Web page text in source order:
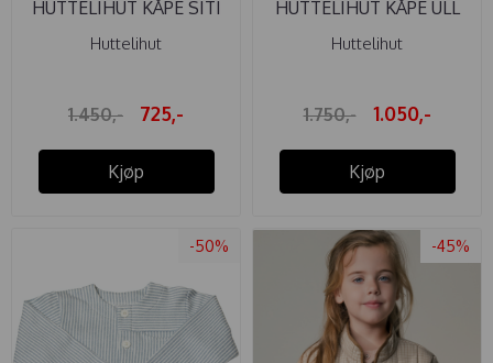
HUTTELIHUT KÅPE SITI
ULL NAVY
Huttelihut
1.450,- 725,-
Kjøp
HUTTELIHUT KÅPE ULL
NIRVANA
Huttelihut
1.750,- 1.050,-
Kjøp
-50% -45%